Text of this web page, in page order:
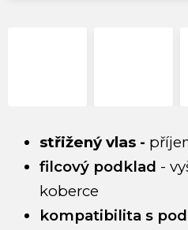
střižený vlas -
filcový podklad -
koberce
kompatibilita s